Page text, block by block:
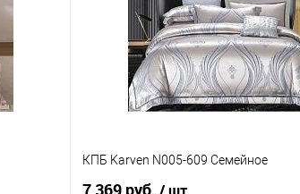
КПБ Karven N005-609 Семейное
7 369 руб.